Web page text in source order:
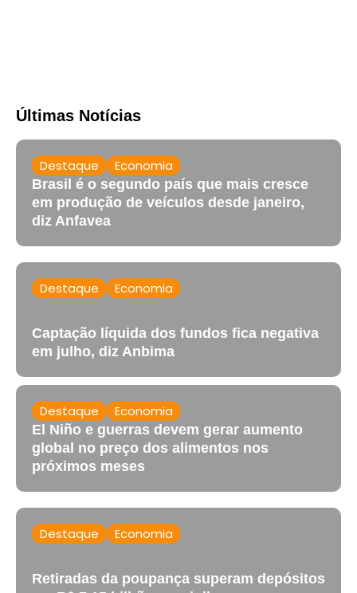
Últimas Notícias
Destaque Economia
Brasil é o segundo país que mais cresce
em produção de veículos desde janeiro,
diz Anfavea
Destaque Economia
Captação líquida dos fundos fica negativa
em julho, diz Anbima
Destaque Economia
El Niño e guerras devem gerar aumento
global no preço dos alimentos nos
próximos meses
Destaque Economia
Retiradas da poupança superam depósitos